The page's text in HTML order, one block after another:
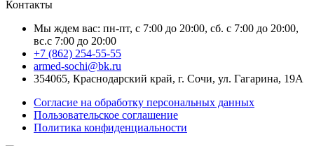
Контакты
Мы ждем вас: пн-пт, с 7:00 до 20:00, сб. с 7:00 до 20:00,
вс.с 7:00 до 20:00
+7 (862) 254-55-55
armed-sochi@bk.ru
354065, Краснодарский край, г. Сочи, ул. Гагарина, 19А
Согласие на обработку персональных данных
Пользовательское соглашение
Политика конфиденциальности